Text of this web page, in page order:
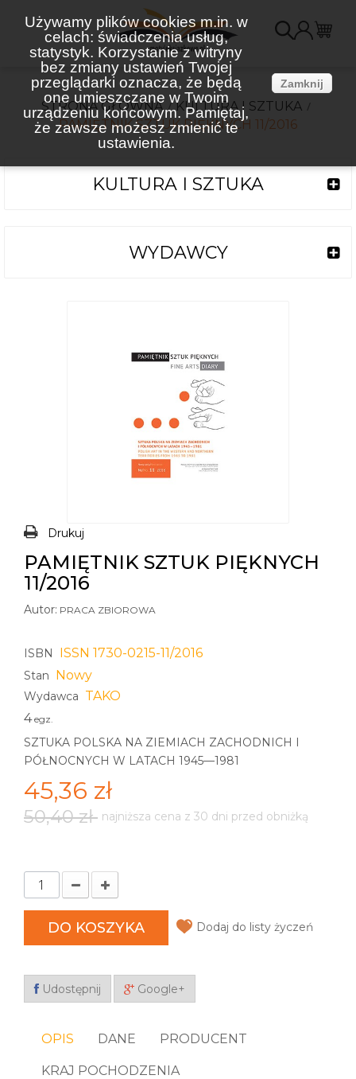
Używamy plików cookies m.in. w
celach: świadczenia usług,
statystyk. Korzystanie z witryny
bez zmiany ustawień Twojej
przeglądarki oznacza, że będą
one umieszczane w Twoim
urządzeniu końcowym. Pamiętaj,
że zawsze możesz zmienić te
ustawienia.
Zamknij
STRONA GŁÓWNA
KULTURA I SZTUKA
PAMIĘTNIK SZTUK PIĘKNYCH 11/2016
KULTURA I SZTUKA
WYDAWCY
Drukuj
PAMIĘTNIK SZTUK PIĘKNYCH
11/2016
Autor: PRACA ZBIOROWA
ISBN ISSN 1730-0215-11/2016
Stan Nowy
Wydawca TAKO
4 egz.
SZTUKA POLSKA NA ZIEMIACH ZACHODNICH I
PÓŁNOCNYCH W LATACH 1945—1981
45,36 zł
50,40 zł najniższa cena z 30 dni przed obniżką
DO KOSZYKA Dodaj do listy życzeń
Udostępnij Google+
OPIS DANE PRODUCENT
KRAJ POCHODZENIA